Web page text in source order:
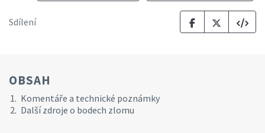
Sdílení
OBSAH
Komentáře a technické poznámky
Další zdroje o bodech zlomu